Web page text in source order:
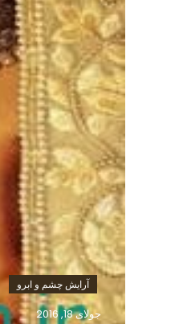
آرایش چشم و ابرو
جولای 18, 2016